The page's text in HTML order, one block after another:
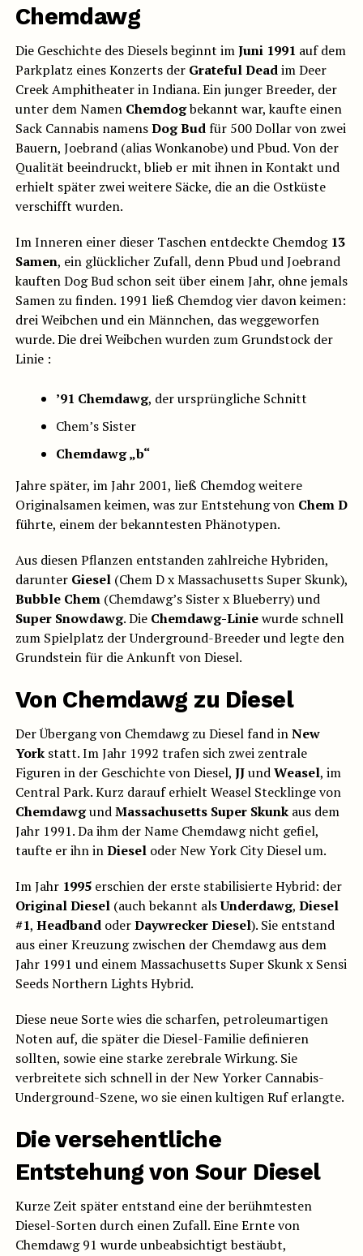
Chemdawg
Die Geschichte des Diesels beginnt imJuni 1991 auf dem
Parkplatz eines Konzerts der Grateful Deadim Deer
Creek Amphitheater in Indiana. Ein junger Breeder, der
unter dem Namen Chemdogbekannt war, kaufte einen
Sack Cannabis namensDog Budfür 500 Dollar von zwei
Bauern, Joebrand (alias Wonkanobe) und Pbud. Von der
Qualität beeindruckt, blieb er mit ihnen in Kontakt und
erhielt später zwei weitere Säcke, die an die Ostküste
verschifft wurden.
Im Inneren einer dieser Taschen entdeckte Chemdog 13
Samen, ein glücklicher Zufall, denn Pbud und Joebrand
kauften Dog Bud schon seit über einem Jahr, ohne jemals
Samen zu finden. 1991 ließ Chemdog vier davon keimen:
drei Weibchen und ein Männchen, das weggeworfen
wurde. Die drei Weibchen wurden zum Grundstock der
Linie :
’91 Chemdawg, der ursprüngliche Schnitt
Chem’s Sister
Chemdawg „b“
Jahre später, im Jahr 2001, ließ Chemdog weitere
Originalsamen keimen, was zur Entstehung von Chem D
führte, einem der bekanntesten Phänotypen.
Aus diesen Pflanzen entstanden zahlreiche Hybriden,
darunter Giesel(Chem D x Massachusetts Super Skunk),
Bubble Chem(Chemdawg’s Sister x Blueberry) und
Super Snowdawg. Die Chemdawg-Liniewurde schnell
zum Spielplatz der Underground-Breeder und legte den
Grundstein für die Ankunft von Diesel.
Von Chemdawg zu Diesel
Der Übergang von Chemdawg zu Diesel fand inNew
Yorkstatt. Im Jahr 1992 trafen sich zwei zentrale
Figuren in der Geschichte von Diesel, JJundWeasel, im
Central Park. Kurz darauf erhielt Weasel Stecklinge von
ChemdawgundMassachusetts Super Skunkaus dem
Jahr 1991. Da ihm der Name Chemdawg nicht gefiel,
taufte er ihn inDieseloder New York City Diesel um.
Im Jahr 1995erschien der erste stabilisierte Hybrid: der
Original Diesel(auch bekannt alsUnderdawg, Diesel
#1, HeadbandoderDaywrecker Diesel). Sie entstand
aus einer Kreuzung zwischen der Chemdawg aus dem
Jahr 1991 und einem Massachusetts Super Skunk x Sensi
Seeds Northern Lights Hybrid.
Diese neue Sorte wies die scharfen, petroleumartigen
Noten auf, die später die Diesel-Familie definieren
sollten, sowie eine starke zerebrale Wirkung. Sie
verbreitete sich schnell in der New Yorker Cannabis-
Underground-Szene, wo sie einen kultigen Ruf erlangte.
Die versehentliche
Entstehung von Sour Diesel
Kurze Zeit später entstand eine der berühmtesten
Diesel-Sorten durch einen Zufall. Eine Ernte von
Chemdawg 91 wurde unbeabsichtigt bestäubt,